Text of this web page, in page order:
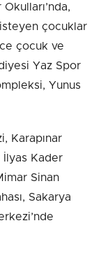
çocuklar
çocuk ve
Yaz Spor
Yunus
Karapınar
İlyas Kader
Sinan
Sakarya